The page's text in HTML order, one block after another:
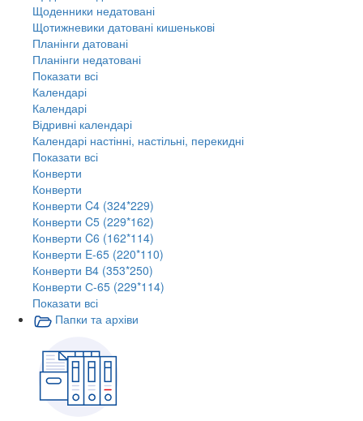
Щоденники недатовані
Щотижневики датовані кишенькові
Планінги датовані
Планінги недатовані
Показати всі
Календарі
Календарі
Відривні календарі
Календарі настінні, настільні, перекидні
Показати всі
Конверти
Конверти
Конверти C4 (324*229)
Конверти C5 (229*162)
Конверти C6 (162*114)
Конверти E-65 (220*110)
Конверти В4 (353*250)
Конверти С-65 (229*114)
Показати всі
Папки та архіви